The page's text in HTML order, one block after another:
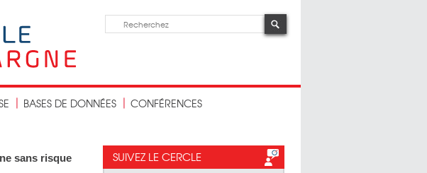
BASES DE DONNÉES
CONFÉRENCES
sans risque SUIVEZ LE CERCLE